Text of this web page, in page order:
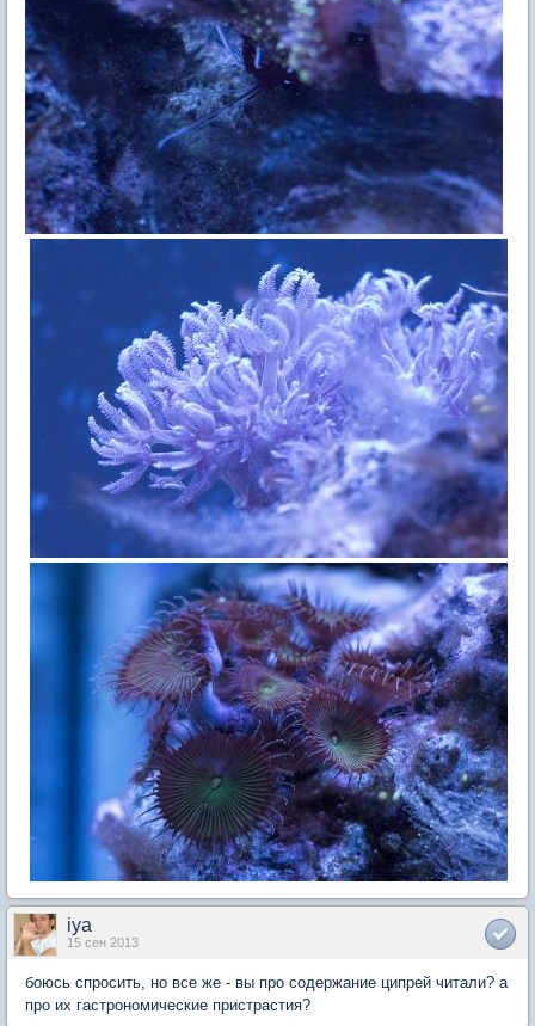
iya
15 сен 2013
боюсь спросить, но все же - вы про содержание ципрей читали? а
про их гастрономические пристрастия?